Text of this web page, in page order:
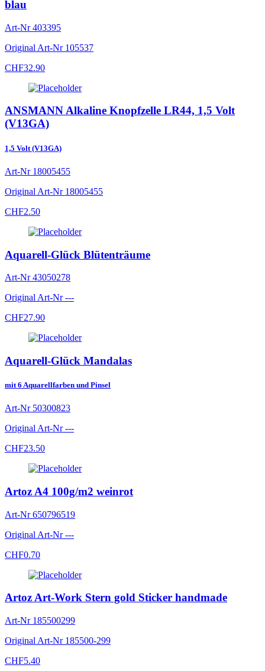
blau
Art-Nr403395
Original Art-Nr 105537
CHF32.90
ANSMANN Alkaline Knopfzelle LR44, 1,5 Volt
(V13GA)
1,5 Volt (V13GA)
Art-Nr 18005455
Original Art-Nr 18005455
CHF2.50
Aquarell-Glück Blütenträume
Art-Nr43050278
Original Art-Nr---
CHF27.90
Aquarell-Glück Mandalas
mit 6 Aquarellfarben und Pinsel
Art-Nr 50300823
Original Art-Nr---
CHF23.50
Artoz A4 100g/m2 weinrot
Art-Nr650796519
Original Art-Nr---
CHF0.70
Artoz Art-Work Stern gold Sticker handmade
Art-Nr 185500299
Original Art-Nr 185500-299
CHF5.40